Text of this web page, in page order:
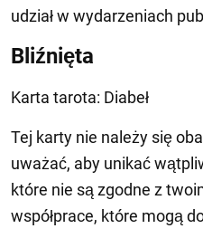
udział w wydarzeniach
Bliźnięta
Karta tarota: Diabeł
Tej karty nie należy się
uważać, aby unikać
które nie są zgodne z
współprace, które mogą